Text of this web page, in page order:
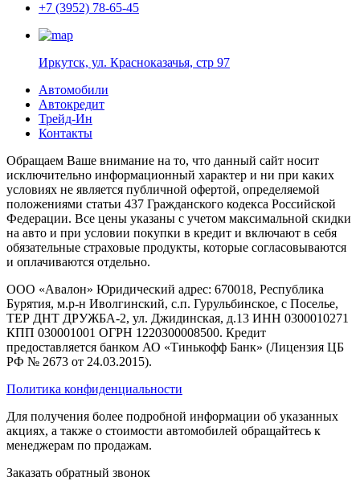
+7 (3952) 78-65-45
Иркутск, ул. Красноказачья, стр 97
Автомобили
Автокредит
Трейд-Ин
Контакты
Обращаем Ваше внимание на то, что данный сайт носит
исключительно информационный характер и ни при каких
условиях не является публичной офертой, определяемой
положениями статьи 437 Гражданского кодекса Российской
Федерации. Все цены указаны с учетом максимальной скидки
на авто и при условии покупки в кредит и включают в себя
обязательные страховые продукты, которые согласовываются
и оплачиваются отдельно.
ООО «Авалон» Юридический адрес: 670018, Республика
Бурятия, м.р-н Иволгинский, с.п. Гурульбинское, с Поселье,
ТЕР ДНТ ДРУЖБА-2, ул. Джидинская, д.13 ИНН 0300010271
КПП 030001001 ОГРН 1220300008500. Кредит
предоставляется банком АО «Тинькофф Банк» (Лицензия ЦБ
РФ № 2673 от 24.03.2015).
Политика конфиденциальности
Для получения более подробной информации об указанных
акциях, а также о стоимости автомобилей обращайтесь к
менеджерам по продажам.
Заказать обратный звонок